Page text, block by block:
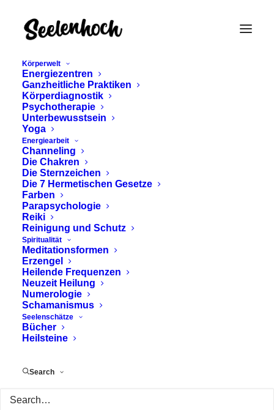
Körperwelt
Energiezentren
Ganzheitliche Praktiken
Körperdiagnostik
Psychotherapie
Unterbewusstsein
Yoga
Energiearbeit
Channeling
Die Chakren
Die Sternzeichen
Die 7 Hermetischen Gesetze
Farben
Parapsychologie
Reiki
Reinigung und Schutz
Spiritualität
Meditationsformen
Erzengel
Heilende Frequenzen
Neuzeit Heilung
Numerologie
Schamanismus
Seelenschätze
Bücher
Heilsteine
Search
Schwingung und
Gesundheit